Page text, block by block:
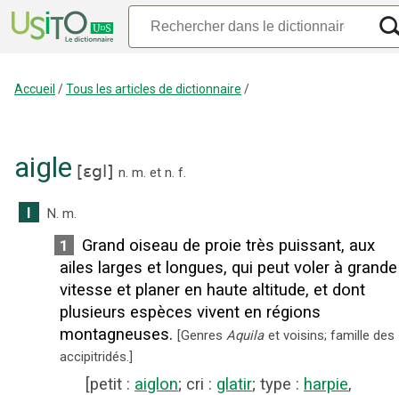
Accueil /Tous les articles de dictionnaire /
aigle [ɛgl ] n. m. et n. f.
I N. m.
1
Grand oiseau de proie très puissant, aux
ailes larges et longues, qui peut voler à grande
vitesse et planer en haute altitude, et dont
plusieurs espèces vivent en régions
montagneuses. [Genres Aquila et voisins; famille des
accipitridés.
[petit : aiglon; cri : glatir; type : harpie,